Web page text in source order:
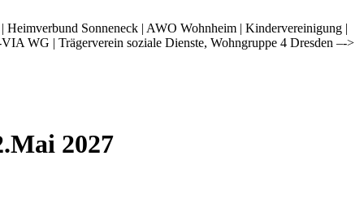
Sonneneck | AWO Wohnheim | Kindervereinigung |
WG | Trägerverein soziale Dienste, Wohngruppe 4 Dresden –->
2027